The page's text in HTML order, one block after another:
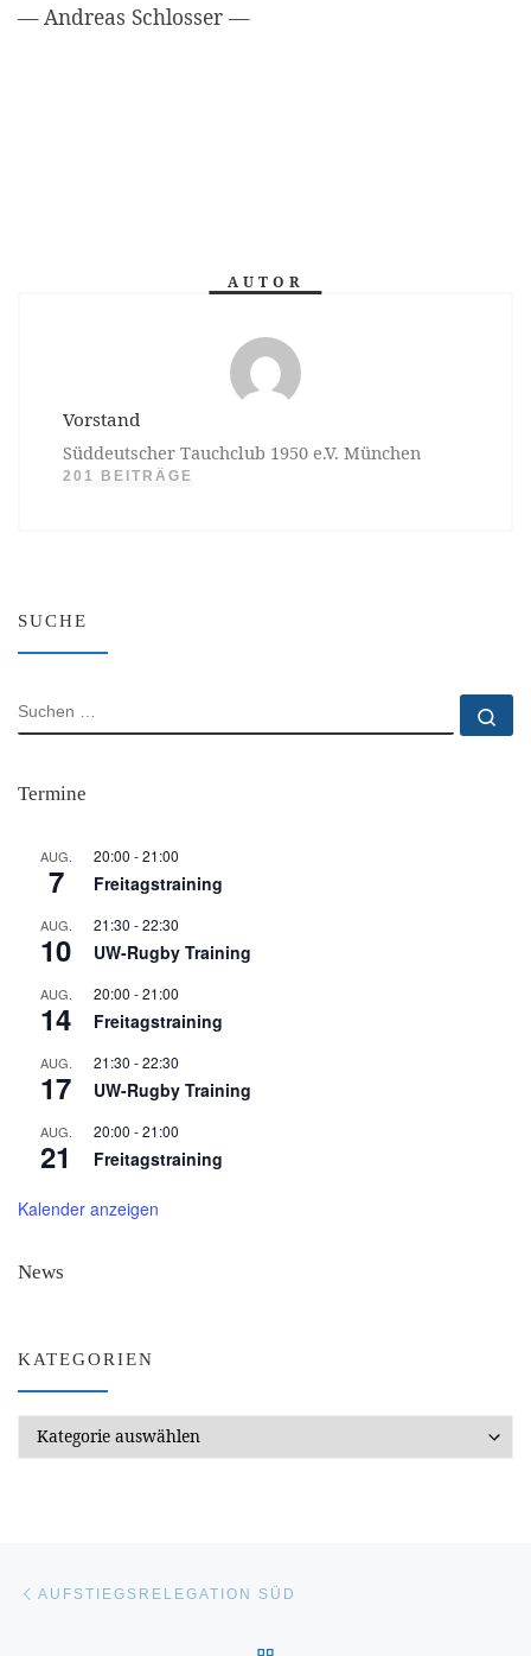
— Andreas Schlosser —
AUTOR
Vorstand
Süddeutscher Tauchclub 1950 e.V. München
201 BEITRÄGE
SUCHE
SUCHE
Termine
AUG.
7
20:00 -21:00
Freitagstraining
AUG.
10
21:30 -22:30
UW-Rugby Training
AUG.
14
20:00 -21:00
Freitagstraining
AUG.
17
21:30 -22:30
UW-Rugby Training
AUG.
21
20:00 -21:00
Freitagstraining
Kalender anzeigen
News
KATEGORIEN
AUFSTIEGSRELEGATION SÜD